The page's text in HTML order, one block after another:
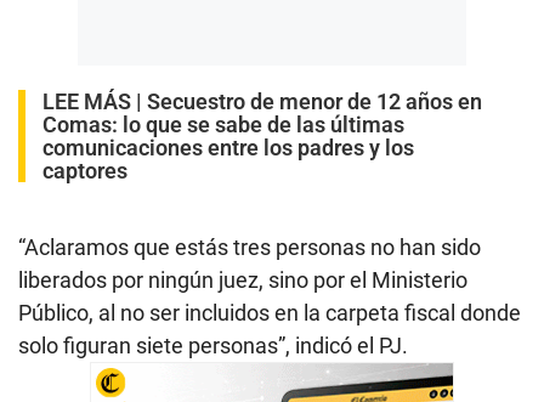
LEE MÁS | Secuestro de menor de 12 años en
Comas: lo que se sabe de las últimas
comunicaciones entre los padres y los
captores
“Aclaramos que estás tres personas no han sido
liberados por ningún juez, sino por el Ministerio
Público, al no ser incluidos en la carpeta fiscal donde
solo figuran siete personas”, indicó el PJ.